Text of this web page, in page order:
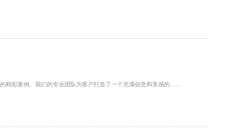
精彩案例。我们的专业团队为客户打造了一个充满创意和美感的……